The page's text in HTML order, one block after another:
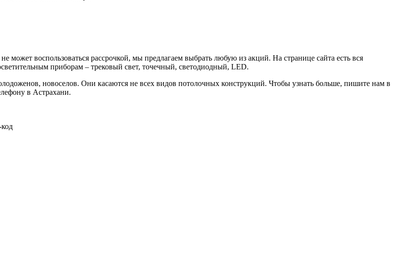
воспользоваться рассрочкой, мы предлагаем выбрать любую из акций. На странице сайта есть вся
приборам – трековый свет, точечный, светодиодный, LED.
новоселов. Они касаются не всех видов потолочных конструкций. Чтобы узнать больше, пишите нам в
в Астрахани.